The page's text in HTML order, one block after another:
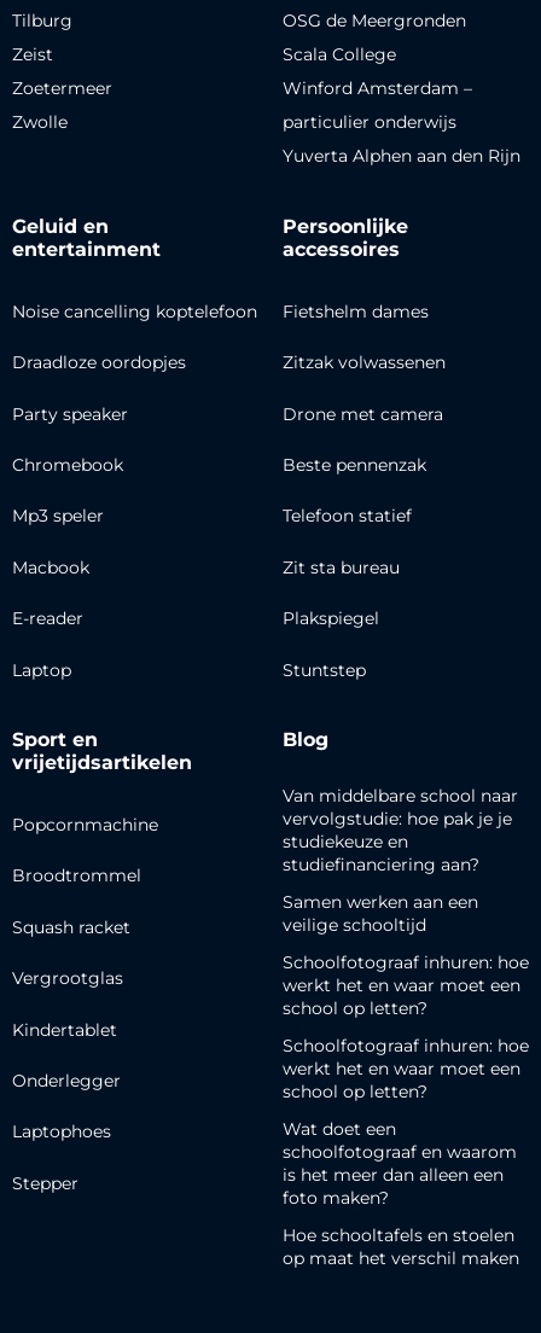
Tilburg
Zeist
Zoetermeer
Zwolle
OSG de Meergronden
Scala College
Winford Amsterdam –
particulier onderwijs
Yuverta Alphen aan den Rijn
Geluid en
entertainment
Noise cancelling koptelefoon
Draadloze oordopjes
Party speaker
Chromebook
Mp3 speler
Macbook
E-reader
Laptop
Persoonlijke
accessoires
Fietshelm dames
Zitzak volwassenen
Drone met camera
Beste pennenzak
Telefoon statief
Zit sta bureau
Plakspiegel
Stuntstep
Sport en
vrijetijdsartikelen
Popcornmachine
Broodtrommel
Squash racket
Vergrootglas
Kindertablet
Onderlegger
Laptophoes
Stepper
Blog
Van middelbare school naar
vervolgstudie: hoe pak je je
studiekeuze en
studiefinanciering aan?
Samen werken aan een
veilige schooltijd
Schoolfotograaf inhuren: hoe
werkt het en waar moet een
school op letten?
Schoolfotograaf inhuren: hoe
werkt het en waar moet een
school op letten?
Wat doet een
schoolfotograaf en waarom
is het meer dan alleen een
foto maken?
Hoe schooltafels en stoelen
op maat het verschil maken